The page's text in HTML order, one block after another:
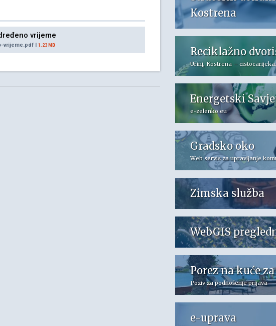
vrijeme
vrijeme.pdf | 1.23 MB
Kostrena
Reciklažno
Urinj, Kostrena –
Energetski
e-zelenko.eu
Gradsko oko
Web servis za upravljanje
Zimska služba
WebGIS
Porez na kuće
Poziv za podnošenje prijava
e-uprava